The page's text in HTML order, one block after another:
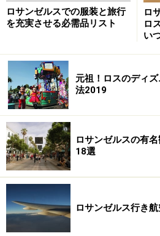
ロサンゼルスでの服装と旅行
を充実させる必需品リスト
ロ
ロ
い
元祖！ロスのディ
法2019
ロサンゼルスの有
18選
ロサンゼルス行き